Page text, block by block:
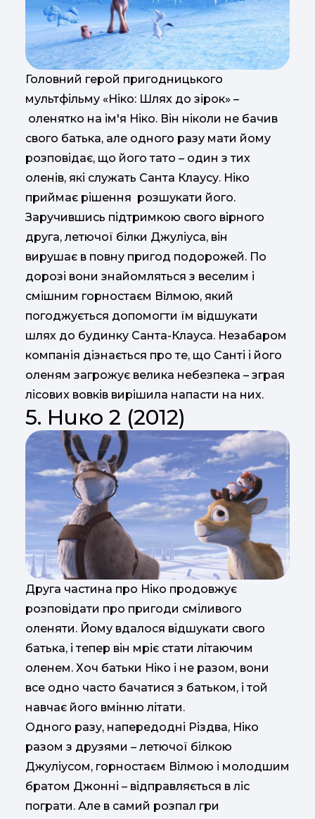
Головний герой пригодницького
мультфільму «Ніко: Шлях до зірок» –
оленятко на ім'я Ніко. Він ніколи не бачив
свого батька, але одного разу мати йому
розповідає, що його тато – один з тих
оленів, які служать Санта Клаусу. Ніко
приймає рішення розшукати його.
Заручившись підтримкою свого вірного
друга, летючої білки Джуліуса, він
вирушає в повну пригод подорожей. По
дорозі вони знайомляться з веселим і
смішним горностаєм Вілмою, який
погоджується допомогти їм відшукати
шлях до будинку Санта-Клауса. Незабаром
компанія дізнається про те, що Санті і його
оленям загрожує велика небезпека – зграя
лісових вовків вирішила напасти на них.
5. Нико 2 (2012)
Друга частина про Ніко продовжує
розповідати про пригоди сміливого
оленяти. Йому вдалося відшукати свого
батька, і тепер він мріє стати літаючим
оленем. Хоч батьки Ніко і не разом, вони
все одно часто бачатися з батьком, і той
навчає його вмінню літати.
Одного разу, напередодні Різдва, Ніко
разом з друзями – летючої білкою
Джуліусом, горностаєм Вілмою і молодшим
братом Джонні – відправляється в ліс
пограти. Але в самий розпал гри